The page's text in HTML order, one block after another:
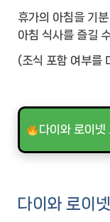
휴가의 아침을 기
아침 식사를 즐길
(조식 포함 여부를
다이와 로이넷
다이와 로이